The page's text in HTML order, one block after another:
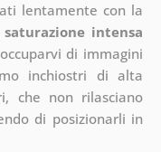
lentamente con la
saturazione intensa
di immagini
inchiostri di alta
che non rilasciano
di posizionarli in